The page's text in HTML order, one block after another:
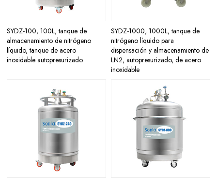
SYDZ-100, 100L, tanque de
almacenamiento de nitrógeno
líquido, tanque de acero
inoxidable autopresurizado
SYDZ-1000, 1000L, tanque de
nitrógeno líquido para
dispensación y almacenamiento de
LN2, autopresurizado, de acero
inoxidable